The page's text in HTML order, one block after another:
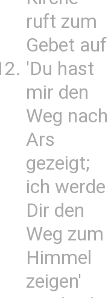
ruft zum
Gebet auf
'Du hast
mir den
Weg nach
Ars
gezeigt;
ich werde
Dir den
Weg zum
Himmel
zeigen'